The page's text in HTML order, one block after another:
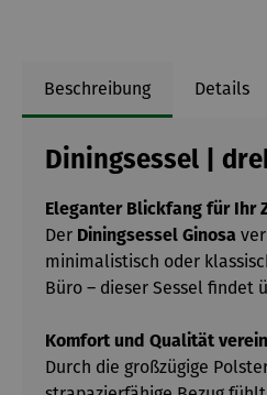
Beschreibung Details
Diningsessel |
Eleganter Blickfang für Ihr
Der Diningsessel Ginosa
minimalistisch oder
Büro – dieser Sessel findet
Komfort und Qualität
Durch die großzügige